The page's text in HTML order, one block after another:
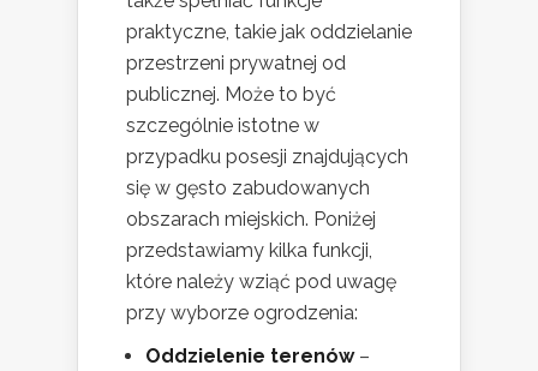
praktyczne, takie jak oddzielanie
przestrzeni prywatnej od
publicznej. Może to być
szczególnie istotne w
przypadku posesji znajdujących
się w gęsto zabudowanych
obszarach miejskich. Poniżej
przedstawiamy kilka funkcji,
które należy wziąć pod uwagę
przy wyborze ogrodzenia:
Oddzielenie terenów–